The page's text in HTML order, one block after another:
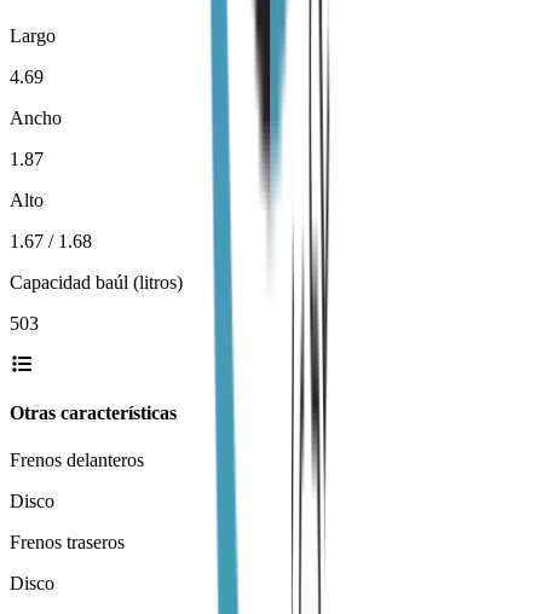
Largo
4.69
Ancho
1.87
Alto
1.67 / 1.68
Capacidad baúl (litros)
503
Otras características
Frenos delanteros
Disco
Frenos traseros
Disco